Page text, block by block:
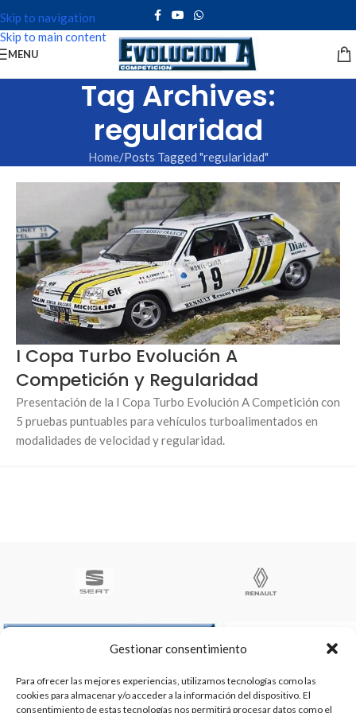
Gestionar consentimiento
Para ofrecer las mejores experiencias, utilizamos tecnologías como las
cookies para almacenar y/o acceder a la información del dispositivo. El
consentimiento de estas tecnologías nos permitirá procesar datos como el
Skip to navigation
Skip to main content
MENU
Tag Archives:
regularidad
Home Posts Tagged "regularidad"
I Copa Turbo Evolución A
Competición y Regularidad
Presentación de la I Copa Turbo Evolución A Competición con
5 pruebas puntuables para vehículos turboalimentados en
modalidades de velocidad y regularidad.
Te ayudamos a ser el numero 1
C/ Arquimedes 61 nave 2. Fuenlabrada